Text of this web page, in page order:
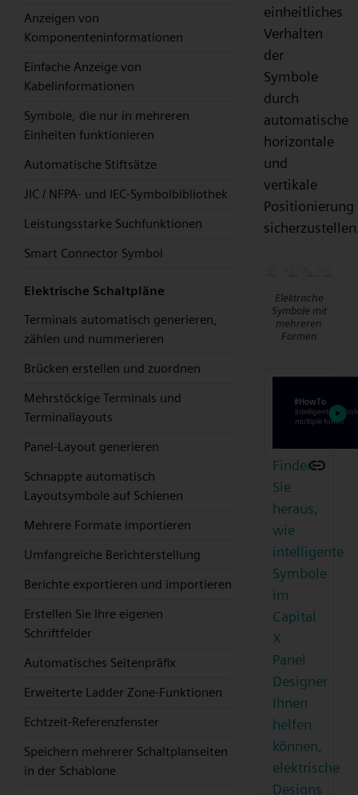
Anzeigen von
Komponenteninformationen
Einfache Anzeige von
Kabelinformationen
Symbole, die nur in mehreren
Einheiten funktionieren
Automatische Stiftsätze
JIC / NFPA- und IEC-Symbolbibliothek
Leistungsstarke Suchfunktionen
Smart Connector Symbol
Elektrische Schaltpläne
Terminals automatisch generieren,
zählen und nummerieren
Brücken erstellen und zuordnen
Mehrstöckige Terminals und
Terminallayouts
Panel-Layout generieren
Schnappte automatisch
Layoutsymbole auf Schienen
Mehrere Formate importieren
Umfangreiche Berichterstellung
Berichte exportieren und importieren
Erstellen Sie Ihre eigenen
Schriftfelder
Automatisches Seitenpräfix
Erweiterte Ladder Zone-Funktionen
Echtzeit-Referenzfenster
Speichern mehrerer Schaltplanseiten
in der Schablone
einheitliches
Verhalten
der
Symbole
durch
automatische
horizontale
und
vertikale
Positionierung
Elektrische
Symbole mit
mehreren
Formen
Finden
Sie
heraus,
wie
intelligente
Symbole
im
Capital
X
Panel
Designer
Ihnen
helfen
können,
elektrische
Designs